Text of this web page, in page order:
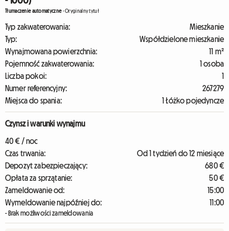
Tłumaczenie automatyczne-Oryginalny tytuł
Typ zakwaterowania:
Mieszkanie
Typ:
Współdzielone mieszkanie
Wynajmowana powierzchnia:
11 m²
Pojemność zakwaterowania:
1 osoba
Liczba pokoi:
1
Numer referencyjny:
267279
Miejsca do spania:
1 Łóżko pojedyncze
Czynsz i warunki wynajmu
40 € / noc
Czas trwania:
Od 1 tydzień do 12 miesiące
Depozyt zabezpieczający:
680 €
Opłata za sprzątanie:
50 €
Zameldowanie od:
15:00
Wymeldowanie najpóźniej do:
11:00
- Brak możliwości zameldowania